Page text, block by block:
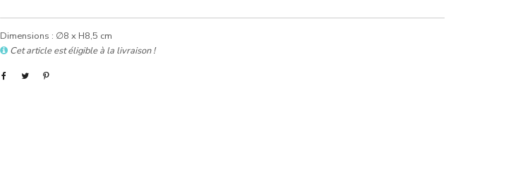
Dimensions : ∅8 x H8,5 cm
Cet article est éligible à la livraison !